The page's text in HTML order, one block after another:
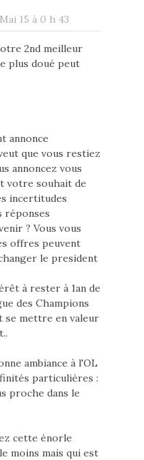
15 à 0 h 43
2nd meilleur
plus doué peut
annonce
que vous restiez
annoncez vous
votre souhait de
incertitudes
réponses
? Vous vous
offres peuvent
le president
à rester à 1an de
des Champions
mettre en valeur
ambiance à l'OL
particulières :
proche dans le
cette énorle
moins mais qui est